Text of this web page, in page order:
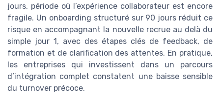
jours, période où l’expérience collaborateur est encore
fragile. Un onboarding structuré sur 90 jours réduit ce
risque en accompagnant la nouvelle recrue au delà du
simple jour 1, avec des étapes clés de feedback, de
formation et de clarification des attentes. En pratique,
les entreprises qui investissent dans un parcours
d’intégration complet constatent une baisse sensible
du turnover précoce.